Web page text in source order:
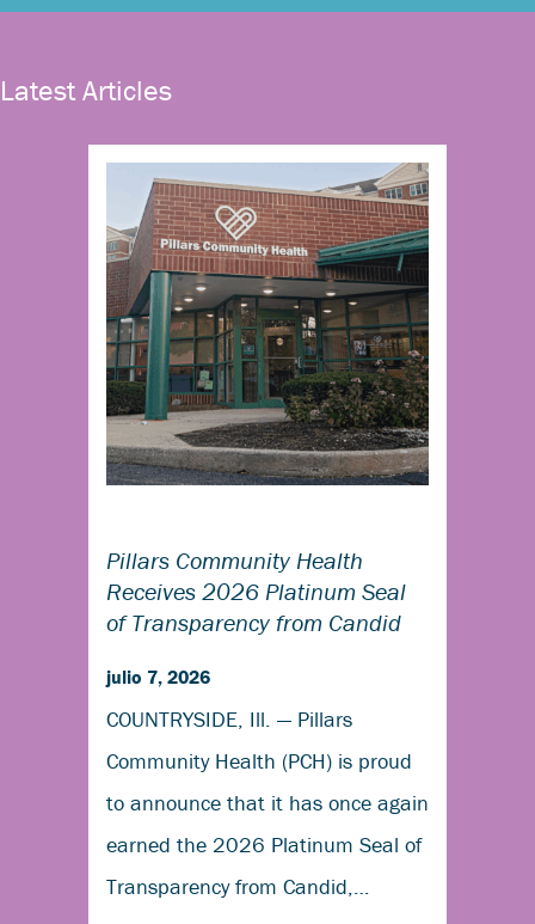
Latest Articles
Pillars Community Health
Receives 2026 Platinum Seal
of Transparency from Candid
julio 7, 2026
COUNTRYSIDE, Ill. — Pillars
Community Health (PCH) is proud
to announce that it has once again
earned the 2026 Platinum Seal of
Transparency from Candid,…